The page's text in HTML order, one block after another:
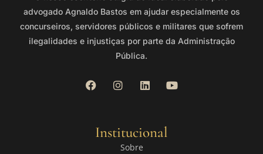
advogado Agnaldo Bastos em ajudar especialmente os
concurseiros, servidores públicos e militares que sofrem
ilegalidades e injustiças por parte da Administração
Pública.
Institucional
Sobre